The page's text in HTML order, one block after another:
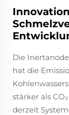
Die
hat die
stärker als
derzeit